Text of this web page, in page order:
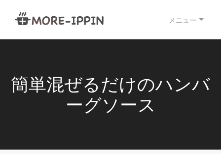
メニュー
簡単混ぜるだけのハンバ
ーグソース